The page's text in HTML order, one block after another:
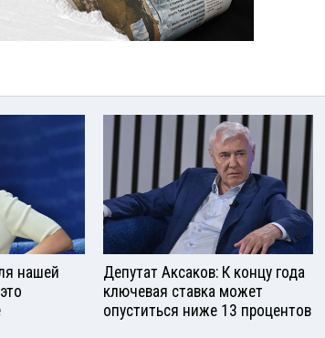
нашей
Депутат Аксаков: К концу года
ключевая ставка может
опуститься ниже 13 процентов